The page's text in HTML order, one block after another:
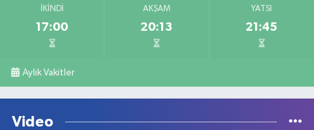
İKINDI
17:00
AKŞAM
20:13
YATSI
21:45
Aylık Vakitler
Video